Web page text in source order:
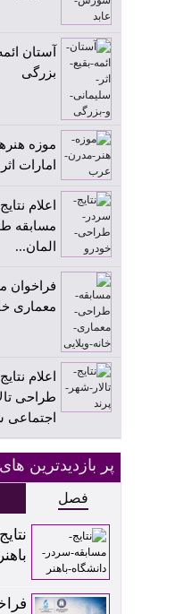
آستان
بزرگی
موزه
امارات
اعلام
مسابقه
المان...
فراخوان
معماری
اعلام
طراحی
اجتماعی
پر بازدیدترین های
فصل